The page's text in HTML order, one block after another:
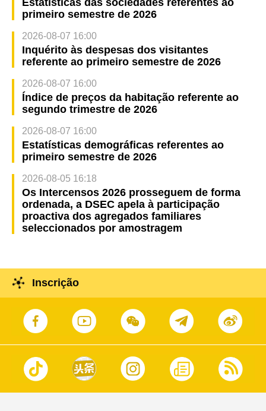
Estatísticas das sociedades referentes ao
primeiro semestre de 2026
2026-08-07 16:00
Inquérito às despesas dos visitantes
referente ao primeiro semestre de 2026
2026-08-07 16:00
Índice de preços da habitação referente ao
segundo trimestre de 2026
2026-08-07 16:00
Estatísticas demográficas referentes ao
primeiro semestre de 2026
2026-08-05 16:18
Os Intercensos 2026 prosseguem de forma
ordenada, a DSEC apela à participação
proactiva dos agregados familiares
seleccionados por amostragem
Inscrição